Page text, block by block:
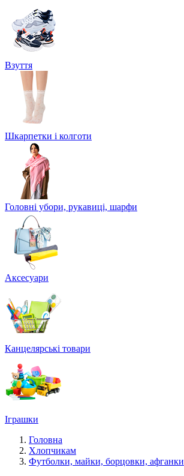
Взуття
Шкарпетки і колготи
Головні убори, рукавиці, шарфи
Аксесуари
Канцелярські товари
Іграшки
Головна
Хлопчикам
Футболки, майки, борцовки, афганки